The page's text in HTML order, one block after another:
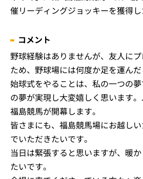
催リーディングジョッキーを獲得し
コメント
野球経験はありませんが、友人に
ため、野球場には何度か足を運んだ
始球式をやることは、私の一つの
の夢が実現し大変嬉しく思います
福島競馬が開幕します。
皆さまにも、福島競馬場にお越し
でいただきたいです。
当日は緊張すると思いますが、暖
たいです。